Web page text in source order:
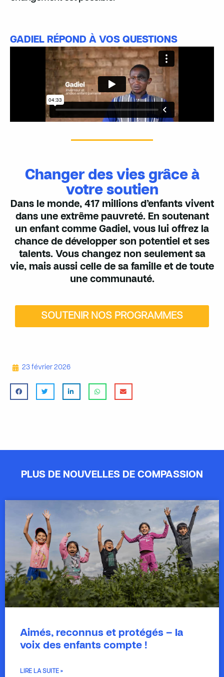
GADIEL RÉPOND À VOS QUESTIONS
Changer des vies grâce à
votre soutien
Dans le monde, 417 millions d’enfants vivent
dans une extrême pauvreté. En soutenant
un enfant comme Gadiel, vous lui offrez la
chance de développer son potentiel et ses
talents. Vous changez non seulement sa
vie, mais aussi celle de sa famille et de toute
une communauté.
SOUTENIR NOS PROGRAMMES
23 février 2026
PLUS DE NOUVELLES DE COMPASSION
Aimés, reconnus et protégés – la
voix des enfants compte !
LIRE LA SUITE »